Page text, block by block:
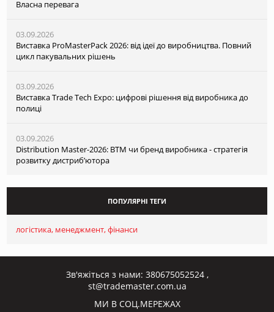
Власна перевага
03.09.2026
Виставка ProMasterPack 2026: від ідеї до виробництва. Повний
цикл пакувальних рішень
03.09.2026
Виставка Trade Tech Expo: цифрові рішення від виробника до
полиці
03.09.2026
Distribution Master-2026: ВТМ чи бренд виробника - стратегія
розвитку дистриб’ютора
ПОПУЛЯРНІ ТЕГИ
логістика менеджмент фінанси
Зв'яжіться з нами: 380675052524 ,
st@trademaster.com.ua
МИ В СОЦ.МЕРЕЖАХ